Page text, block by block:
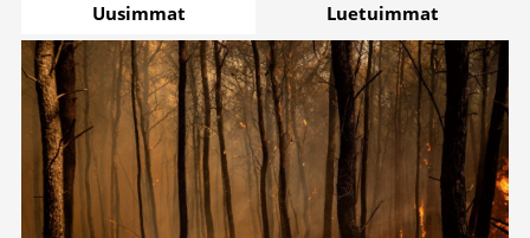
Uusimmat Luetuimmat